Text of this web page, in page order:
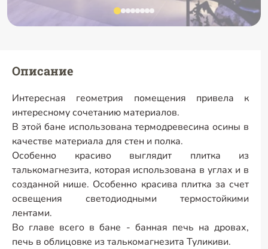
Описание
Интересная геометрия помещения привела к
интересному сочетанию материалов.
В этой бане использована термодревесина осины в
качестве материала для стен и полка.
Особенно красиво выглядит плитка из
талькомагнезита, которая использована в углах и в
созданной нише. Особенно красива плитка за счет
освещения светодиодными термостойкими
лентами.
Во главе всего в бане - банная печь на дровах,
печь в облицовке из талькомагнезита Туликиви.